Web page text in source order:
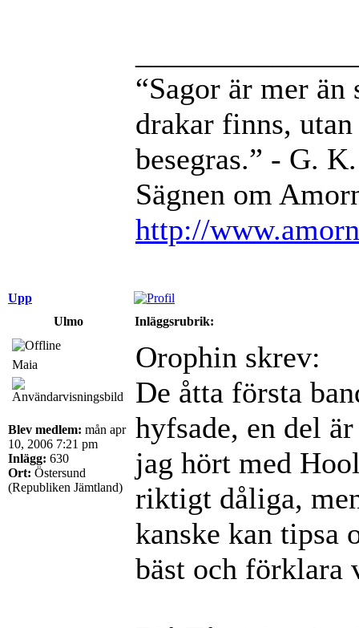
“Sagor är mer
drakar finns,
besegras.” - G.
Sägnen om
http://
Upp
Ulmo
Inläggsrubrik:
Maia
Blev medlem: mån apr
10, 2006 7:21 pm
Inlägg: 630
Ort: Östersund
(Republiken Jämtland)
Orophin skrev:
De åtta första
hyfsade, en del
jag hört med
riktigt dåliga,
kanske kan tipsa
bäst och förklara